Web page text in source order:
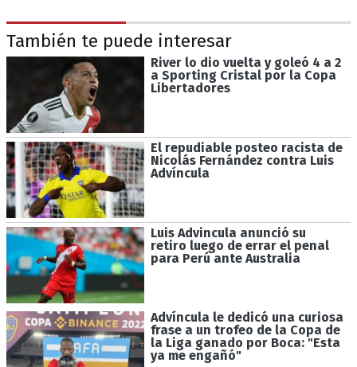
También te puede interesar
River lo dio vuelta y goleó 4 a 2
a Sporting Cristal por la Copa
Libertadores
El repudiable posteo racista de
Nicolás Fernández contra Luis
Advíncula
Luis Advincula anunció su
retiro luego de errar el penal
para Perú ante Australia
Advíncula le dedicó una curiosa
frase a un trofeo de la Copa de
la Liga ganado por Boca: "Esta
ya me engañó"